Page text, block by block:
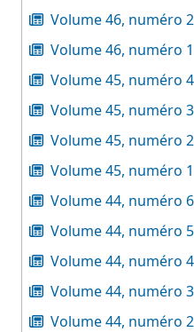
Volume 46, numéro 2
Volume 46, numéro 1
Volume 45, numéro 4
Volume 45, numéro 3
Volume 45, numéro 2
Volume 45, numéro 1
Volume 44, numéro 6
Volume 44, numéro 5
Volume 44, numéro 4
Volume 44, numéro 3
Volume 44, numéro 2